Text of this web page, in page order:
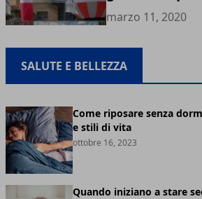
marzo 11, 2020
SALUTE E BELLEZZA
Come riposare senza
e stili di vita
ottobre 16, 2023
Quando iniziano a stare